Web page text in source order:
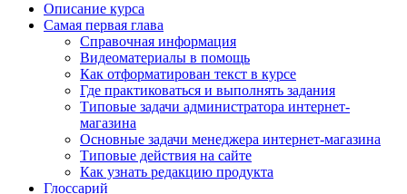
Описание курса
Самая первая глава
Справочная информация
Видеоматериалы в помощь
Как отформатирован текст в курсе
Где практиковаться и выполнять задания
Типовые задачи администратора интернет-
магазина
Основные задачи менеджера интернет-магазина
Типовые действия на сайте
Как узнать редакцию продукта
Глоссарий